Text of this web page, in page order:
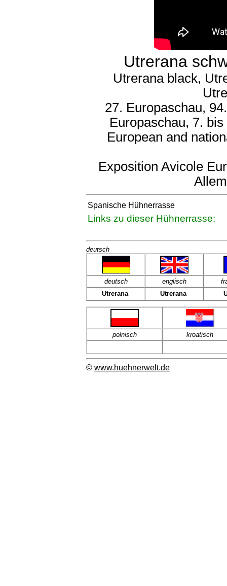
Utrerana
Utrerana black,
27. Europaschau,
Europaschau, 7.
European and
Exposition Avicole
Spanische Hühnerrasse
Links zu dieser Hühnerrasse:
deutsch
deutsch englisch
Utrerana
Utrerana
polnisch kroatisch
© www.huehnerwelt.de